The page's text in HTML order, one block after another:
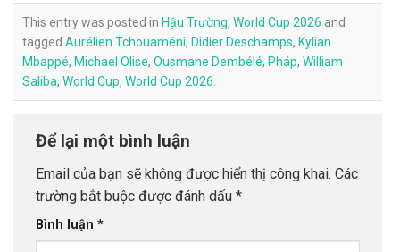
This entry was posted in Hậu Trường, World Cup 2026 and
tagged Aurélien Tchouaméni, Didier Deschamps, Kylian
Mbappé, Michael Olise, Ousmane Dembélé, Pháp, William
Saliba, World Cup, World Cup 2026
Để lại một bình luận
Email của bạn sẽ không được hiển thị công khai. Các
trường bắt buộc được đánh dấu *
Bình luận *